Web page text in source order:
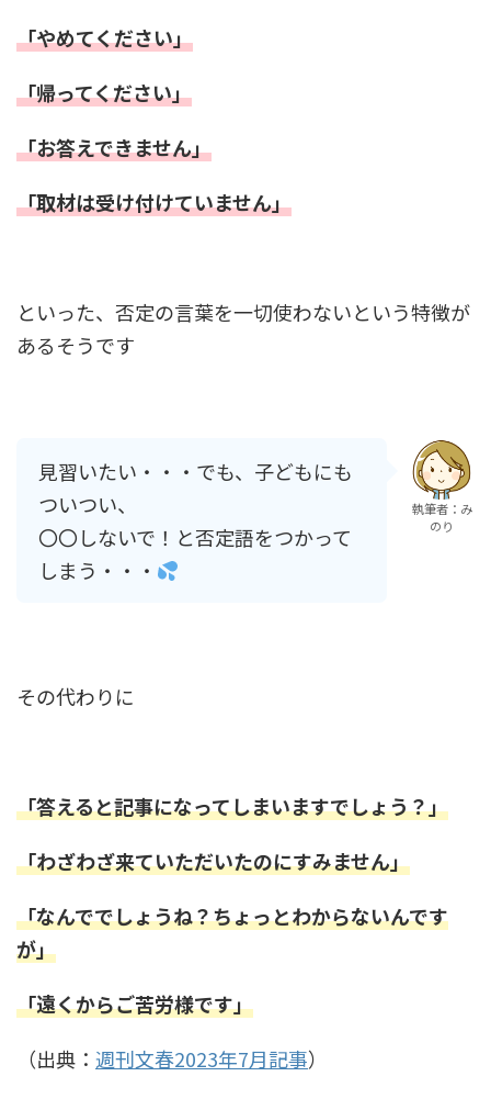
「やめてください」
「帰ってください」
「お答えできません」
「取材は受け付けていません」
といった、否定の言葉を一切使わないという特徴が
あるそうです
見習いたい・・・でも、子どもにも
ついつい、
〇〇しないで！と否定語をつかって
しまう・・・
執筆者：み
のり
その代わりに
「答えると記事になってしまいますでしょう？」
「わざわざ来ていただいたのにすみません」
「なんででしょうね？ちょっとわからないんです
が」
「遠くからご苦労様です」
（出典： 週刊文春2023年7月記事）